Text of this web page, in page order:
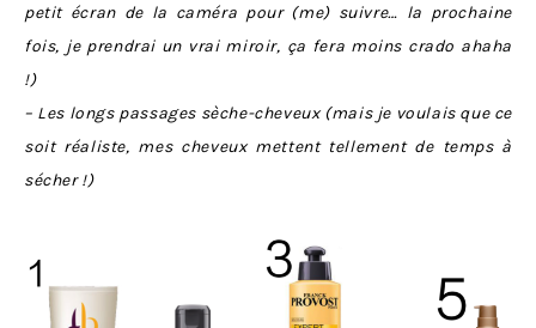
petit écran de la caméra pour (me) suivre… la prochaine
fois, je prendrai un vrai miroir, ça fera moins crado ahaha
!)
– Les longs passages sèche-cheveux (mais je voulais que ce
soit réaliste, mes cheveux mettent tellement de temps à
sécher !)